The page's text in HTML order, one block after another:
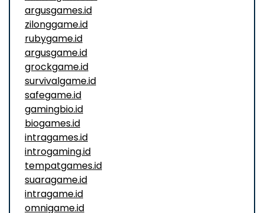
argusgames.id
zilonggame.id
rubygame.id
argusgame.id
grockgame.id
survivalgame.id
safegame.id
gamingbio.id
biogames.id
intragames.id
introgaming.id
tempatgames.id
suaragame.id
intragame.id
omnigame.id